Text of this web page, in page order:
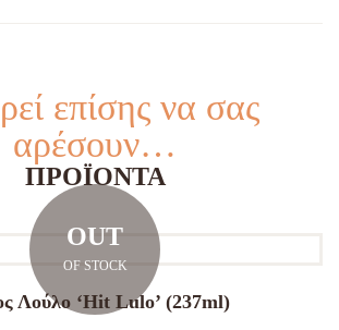
επίσης να σας
αρέσουν…
ΠΡΟΪΌΝΤΑ
OUT
OF STOCK
Λούλο ‘Hit Lulo’ (237ml)